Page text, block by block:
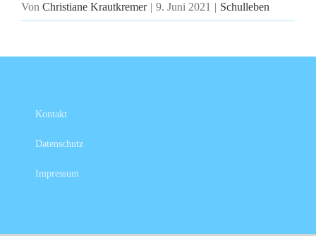
Von Christiane Krautkremer | 9. Juni 2021 | Schulleben
Kontakt
Datenschutz
Impressum